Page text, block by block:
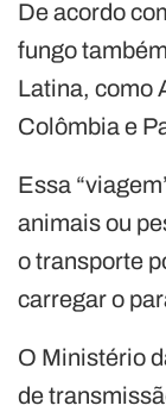
De acordo
fungo
Latina, como
Colômbia e
Essa
animais ou
o transporte
carregar o
O Ministério
de